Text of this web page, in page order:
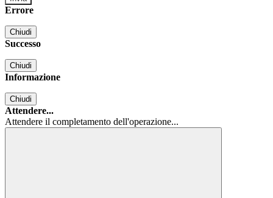
Errore
Chiudi
Successo
Chiudi
Informazione
Chiudi
Attendere...
Attendere il completamento dell'operazione...